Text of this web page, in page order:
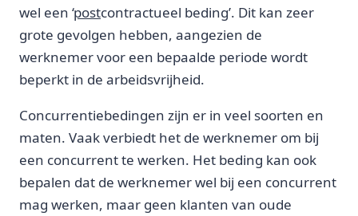
wel een ‘postcontractueel beding’. Dit kan zeer
grote gevolgen hebben, aangezien de
werknemer voor een bepaalde periode wordt
beperkt in de arbeidsvrijheid.
Concurrentiebedingen zijn er in veel soorten en
maten. Vaak verbiedt het de werknemer om bij
een concurrent te werken. Het beding kan ook
bepalen dat de werknemer wel bij een concurrent
mag werken, maar geen klanten van oude